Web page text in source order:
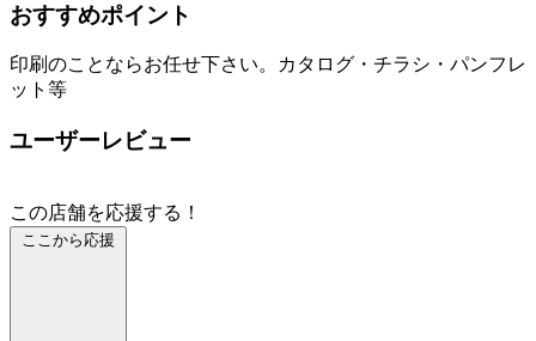
おすすめポイント
印刷のことならお任せ下さい。カタログ・チラシ・パンフレ
ット等
ユーザーレビュー
この店舗を応援する！
ここから応援